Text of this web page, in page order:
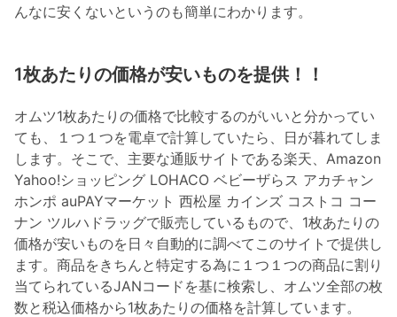
んなに安くないというのも簡単にわかります。
1枚あたりの価格が安いものを提供！！
オムツ1枚あたりの価格で比較するのがいいと分かってい
ても、１つ１つを電卓で計算していたら、日が暮れてしま
します。そこで、主要な通販サイトである楽天、Amazon
Yahoo!ショッピング LOHACO ベビーザらス アカチャン
ホンポ auPAYマーケット 西松屋 カインズ コストコ コー
ナン ツルハドラッグで販売しているもので、1枚あたりの
価格が安いものを日々自動的に調べてこのサイトで提供し
ます。商品をきちんと特定する為に１つ１つの商品に割り
当てられているJANコードを基に検索し、オムツ全部の枚
数と税込価格から1枚あたりの価格を計算しています。